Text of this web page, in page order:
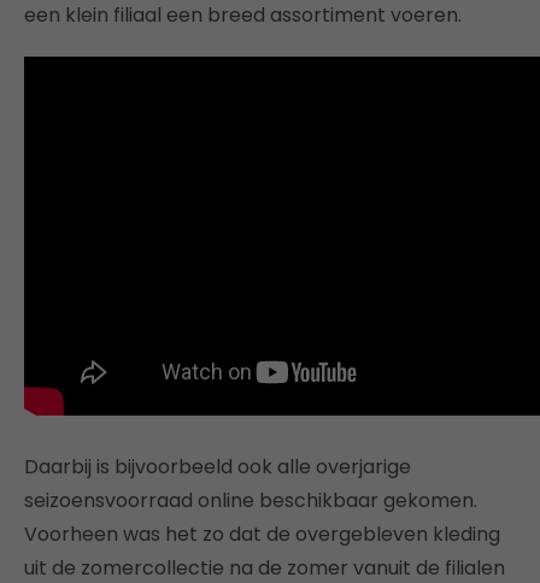
een klein filiaal een breed assortiment voeren.
Daarbij is bijvoorbeeld ook alle overjarige
seizoensvoorraad online beschikbaar gekomen.
Voorheen was het zo dat de overgebleven kleding
uit de zomercollectie na de zomer vanuit de filialen